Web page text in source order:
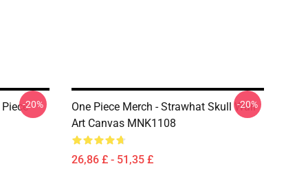
-20%
One Piece Merch - Strawhat Skull Wall
Art Canvas MNK1108
26,86 £ - 51,35 £
-20%